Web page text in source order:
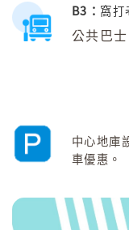
B3： 窩打
公共巴士
中心地庫
車優惠。